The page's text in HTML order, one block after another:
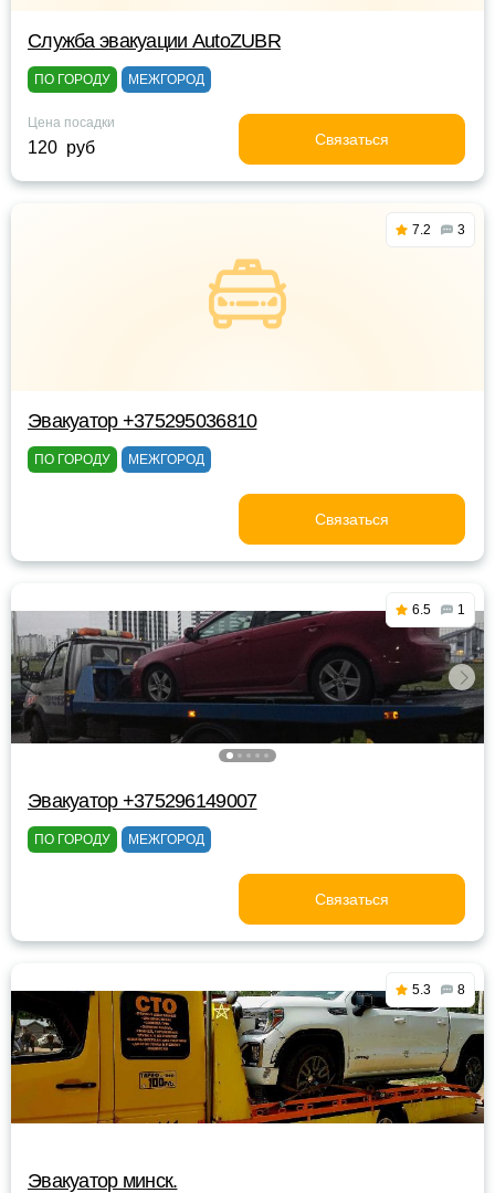
Служба эвакуации AutoZUBR
ПО ГОРОДУ МЕЖГОРОД
Цена посадки
120 руб Связаться
7.2 3
Эвакуатор +375295036810
ПО ГОРОДУ МЕЖГОРОД
Связаться
6.5 1
Эвакуатор +375296149007
ПО ГОРОДУ МЕЖГОРОД
Связаться
5.3 8
Эвакуатор минск.